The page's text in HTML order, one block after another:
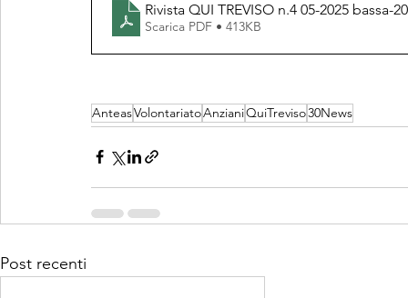
Rivista QUI TREVISO n.4 05-2025 bassa-
Scarica PDF • 413KB
AnteasVolontariatoAnzianiQuiTreviso30News
Post recenti